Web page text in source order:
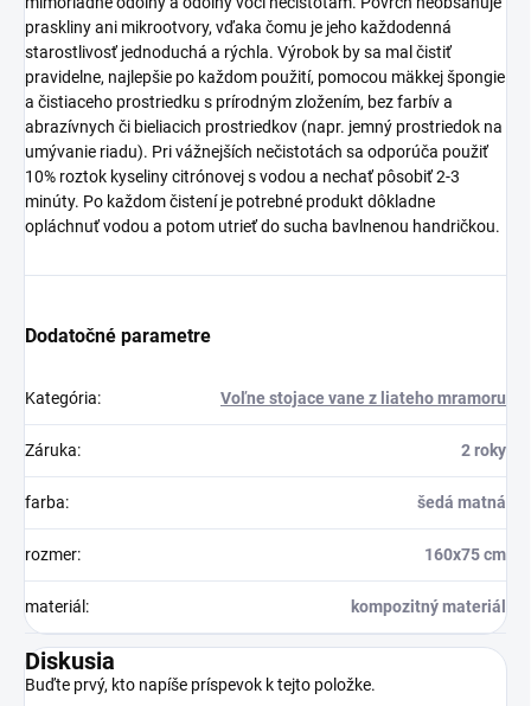
praskliny ani mikrootvory, vďaka čomu je jeho každodenná
starostlivosť jednoduchá a rýchla. Výrobok by sa mal čistiť
pravidelne, najlepšie po každom použití, pomocou mäkkej špongie
a čistiaceho prostriedku s prírodným zložením, bez farbív a
abrazívnych či bieliacich prostriedkov (napr. jemný prostriedok na
umývanie riadu). Pri vážnejších nečistotách sa odporúča použiť
10% roztok kyseliny citrónovej s vodou a nechať pôsobiť 2-3
minúty. Po každom čistení je potrebné produkt dôkladne
opláchnuť vodou a potom utrieť do sucha bavlnenou handričkou.
Dodatočné parametre
Kategória: Voľne stojace vane z liateho mramoru
Záruka: 2 roky
farba: šedá matná
rozmer: 160x75 cm
materiál : kompozitný materiál
Diskusia
Buďte prvý, kto napíše príspevok k tejto položke.